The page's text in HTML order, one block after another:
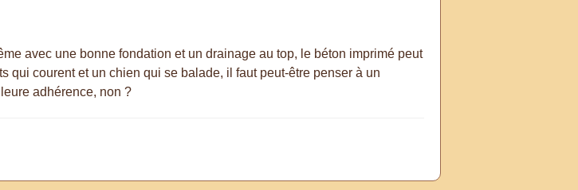
avec une bonne fondation et un drainage au top, le béton imprimé peut
qui courent et un chien qui se balade, il faut peut-être penser à un
adhérence, non ?